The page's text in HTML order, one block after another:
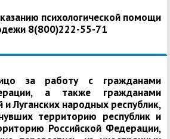
психологической помощи
8(800)222-55-71
за работу с гражданами
а также гражданами
Луганских народных республик,
территорию республик и
Российской Федерации,